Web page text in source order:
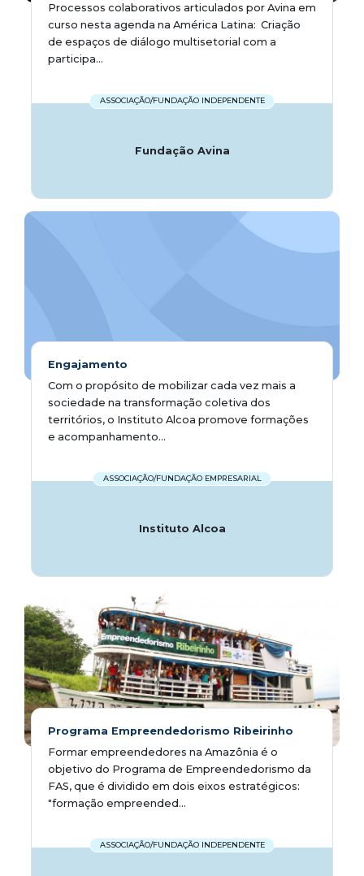
Processos colaborativos articulados por Avina em
curso nesta agenda na América Latina:  Criação
de espaços de diálogo multisetorial com a
participa...
ASSOCIAÇÃO/FUNDAÇÃO INDEPENDENTE
Fundação Avina
Engajamento
Com o propósito de mobilizar cada vez mais a
sociedade na transformação coletiva dos
territórios, o Instituto Alcoa promove formações
e acompanhamento...
ASSOCIAÇÃO/FUNDAÇÃO EMPRESARIAL
Instituto Alcoa
Programa Empreendedorismo Ribeirinho
Formar empreendedores na Amazônia é o
objetivo do Programa de Empreendedorismo da
FAS, que é dividido em dois eixos estratégicos:
"formação empreended...
ASSOCIAÇÃO/FUNDAÇÃO INDEPENDENTE